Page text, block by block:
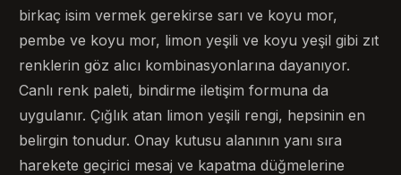
birkaç isim vermek gerekirse sarı ve koyu mor,
pembe ve koyu mor, limon yeşili ve koyu yeşil gibi zıt
renklerin göz alıcı kombinasyonlarına dayanıyor.
Canlı renk paleti, bindirme iletişim formuna da
uygulanır. Çığlık atan limon yeşili rengi, hepsinin en
belirgin tonudur. Onay kutusu alanının yanı sıra
harekete geçirici mesaj ve kapatma düğmelerine